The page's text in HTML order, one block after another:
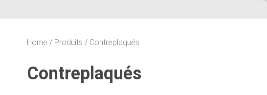
Home Produits Contreplaqués
Contreplaqués